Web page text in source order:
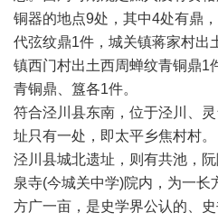
铜器的地点9处， 其中4处有鼎
代弦纹鼎1件，城关镇蒋家村出
镇西门村出土西周蝉纹青铜鼎1
青铜鼎、簋各1件。
符合泾川县东南，位于泾川、
址只有一处，即太平乡焦村村。
泾川县城北遗址，则有共池，
泉寺(今城关中学)院内，为一长
方广一亩，是史学界公认的、